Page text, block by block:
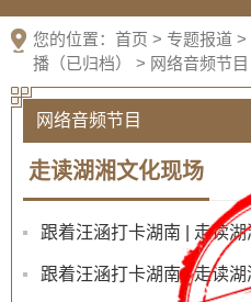
新媒体
您的位置： 首页 > 专题报道 >
播（已归档）
> 网络音频节目
网络音频节目
走读湖湘文化现场